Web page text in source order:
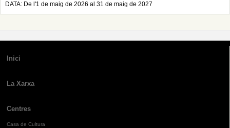
DATA: De l'1 de maig de 2026 al 31 de maig de 2027
Inici
La Xarxa
Centres
Casa de Cultura